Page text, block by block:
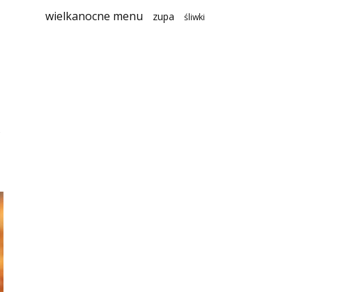
wielkanocne menu zupa śliwki